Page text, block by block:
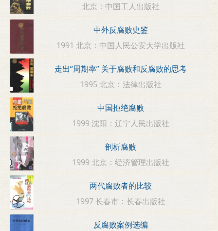
北京：中国工人出版社
中外反腐败史鉴
1991 北京：中国人民公安大学出版社
走出“周期率” 关于腐败和反腐败的思考
1995 北京：法律出版社
中国拒绝腐败
1999 沈阳：辽宁人民出版社
剖析腐败
1999 北京：经济管理出版社
两代腐败者的比较
1997 长春市：长春出版社
反腐败案例选编